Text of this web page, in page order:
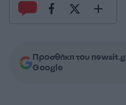
Προσθήκη του
Google